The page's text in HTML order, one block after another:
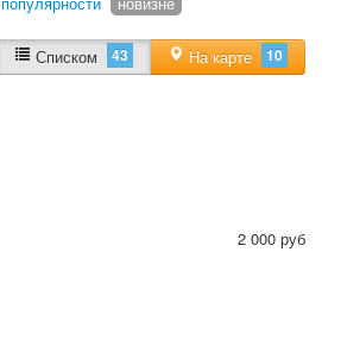
Списком 43 На карте 10
2 000 руб